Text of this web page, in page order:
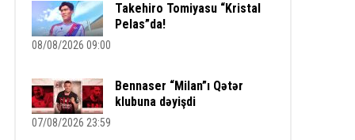
Takehiro Tomiyasu “Kristal
Pelas”da!
08/08/2026 09:00
Bennaser “Milan”ı Qətər
klubuna dəyişdi
07/08/2026 23:59